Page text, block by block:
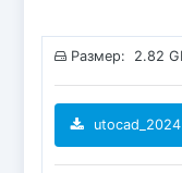
Размер: 2.82